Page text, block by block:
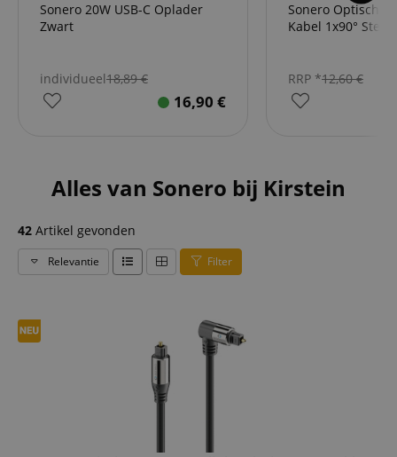
Sonero 20W USB-C Oplader
Zwart
individueel18,89€
16,90 €
Sonero Optische
Kabel 1x90°
RRP *12,60€
Alles van Sonero bij Kirstein
42 Artikel gevonden
Relevantie Filter